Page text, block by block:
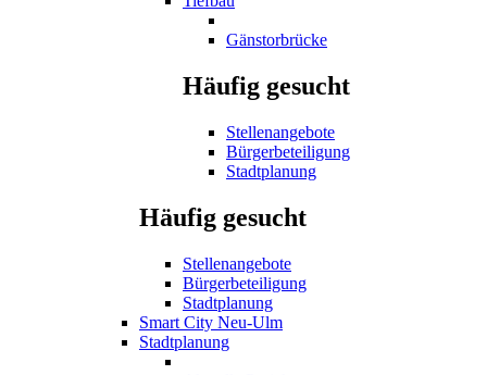
Gänstorbrücke
Häufig gesucht
Stellenangebote
Bürgerbeteiligung
Stadtplanung
Häufig gesucht
Stellenangebote
Bürgerbeteiligung
Stadtplanung
Smart City Neu-Ulm
Stadtplanung